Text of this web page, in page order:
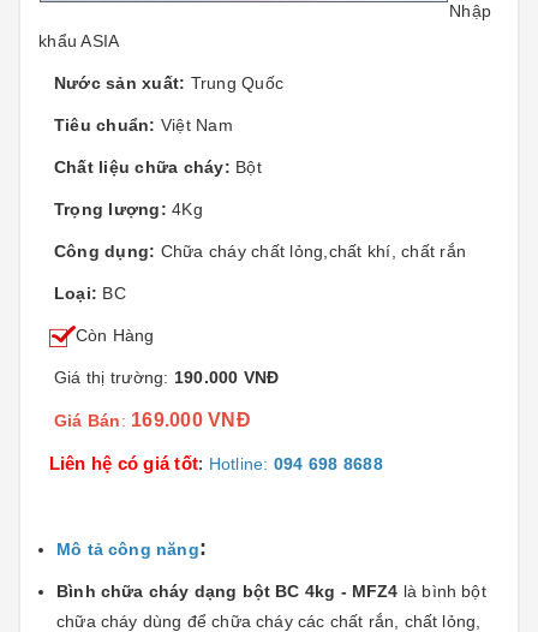
Nhập
khẩu ASIA
Nước sản xuất: Trung Quốc
Tiêu chuẩn: Việt Nam
Chất liệu chữa cháy: Bột
Trọng lượng: 4Kg
Công dụng: Chữa cháy chất lỏng,chất khí, chất rắn
Loại: BC
Còn Hàng
Giá thị trường: 190.000 VNĐ
Giá Bán: 169.000 VNĐ
Liên hệ có giá tốt: Hotline: 094 698 8688
Mô tả công năng:
Bình chữa cháy dạng bột BC 4kg - MFZ4 là bình bột
chữa cháy dùng để chữa cháy các chất rắn, chất lỏng,